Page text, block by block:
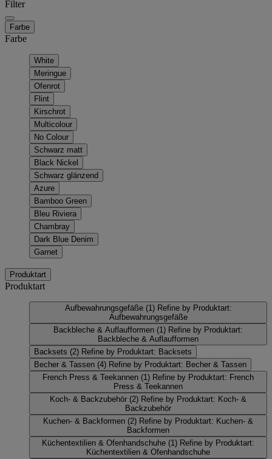
Filter
Farbe
Farbe
White
Meringue
Ofenrot
Flint
Kirschrot
Multicolour
No Colour
Schwarz matt
Black Nickel
Schwarz glänzend
Azure
Bamboo Green
Bleu Riviera
Chambray
Dark Blue Denim
Garnet
Produktart
Produktart
Aufbewahrungsgefäße (1) Refine by Produktart:
Aufbewahrungsgefäße
Backbleche & Auflaufformen (1) Refine by Produktart:
Backbleche & Auflaufformen
Backsets (2) Refine by Produktart: Backsets
Becher & Tassen (4) Refine by Produktart: Becher & Tassen
French Press & Teekannen (1) Refine by Produktart: French
Press & Teekannen
Koch- & Backzubehör (2) Refine by Produktart: Koch- &
Backzubehör
Kuchen- & Backformen (2) Refine by Produktart: Kuchen- &
Backformen
Küchentextilien & Ofenhandschuhe (1) Refine by Produktart:
Küchentextilien & Ofenhandschuhe